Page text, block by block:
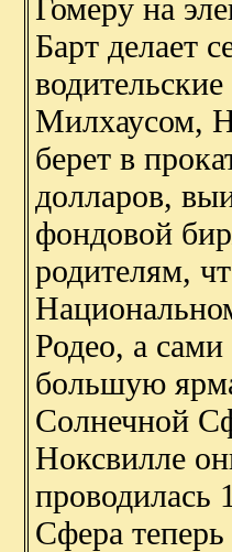
Гомеру на
Барт делает
Милхаусом,
берет в
долларов,
фондовой
родителям,
Родео, а
большую
Солнечной
Ноксвилле
проводилась
Сфера теперь